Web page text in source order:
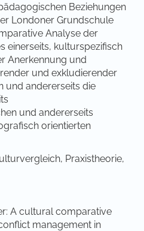
Beziehungen
Londoner Grundschule
Analyse der
einerseits, kulturspezifisch
Anerkennung und
und exkludierender
und andererseits die
und andererseits
orientierten
Praxistheorie,
A cultural comparative
management in